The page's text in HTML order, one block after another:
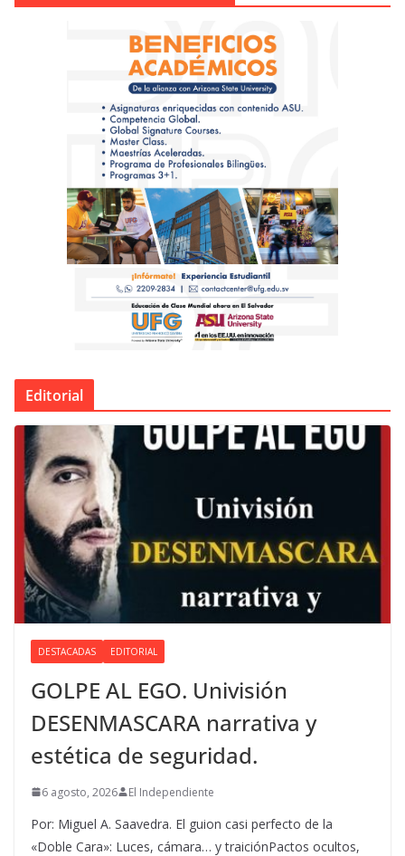
Editorial
DESTACADAS EDITORIAL
GOLPE AL EGO. Univisión
DESENMASCARA narrativa y
estética de seguridad.
6 agosto, 2026 El Independiente
Por: Miguel A. Saavedra. El guion casi perfecto de la
«Doble Cara»: Luces, cámara… y traiciónPactos ocultos,